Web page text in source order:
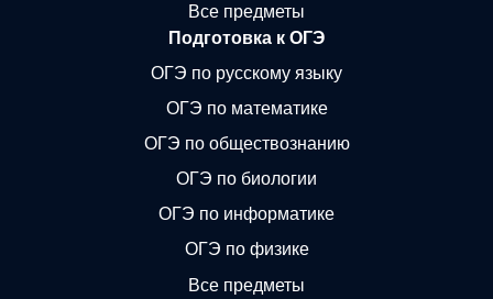
Все предметы
Подготовка к ОГЭ
ОГЭ по русскому языку
ОГЭ по математике
ОГЭ по обществознанию
ОГЭ по биологии
ОГЭ по информатике
ОГЭ по физике
Все предметы